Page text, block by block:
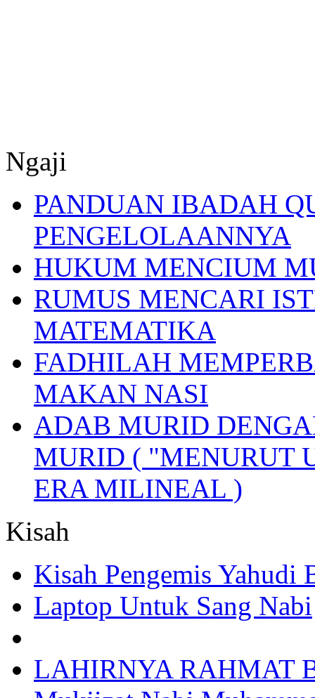
Ngaji
PANDUAN IBADAH
PENGELOLAANNYA
HUKUM MENCIUM
RUMUS MENCARI
MATEMATIKA
FADHILAH
MAKAN NASI
ADAB MURID
MURID ( "MENURUT
ERA MILINEAL )
Kisah
Kisah Pengemis Yahudi
Laptop Untuk Sang Nabi
LAHIRNYA RAHMAT